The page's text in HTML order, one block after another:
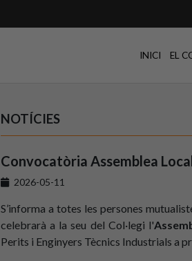
INICI EL
NOTÍCIES
Convocatòria Assemblea
2026-05-11
S’informa a totes les persones
celebrarà a la seu del Col·legi l'
Perits i Enginyers Tècnics Industrials a